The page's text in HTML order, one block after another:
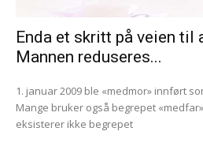
Enda et skritt på veien til
Mannen reduseres...
1. januar 2009 ble «medmor» innført
Mange bruker også begrepet
eksisterer ikke begrepet